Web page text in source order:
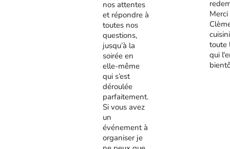
nos attentes
et répondre à
toutes nos
questions,
jusqu’à la
soirée en
elle-même
qui s’est
déroulée
parfaitement.
Si vous avez
un
événement à
organiser je
Merci
toute
qui